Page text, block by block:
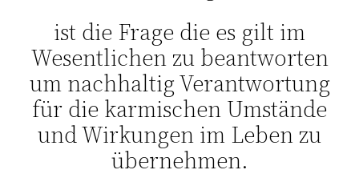
ist die Frage die es gilt im
Wesentlichen zu beantworten
um nachhaltig Verantwortung
für die karmischen Umstände
und Wirkungen im Leben zu
übernehmen.